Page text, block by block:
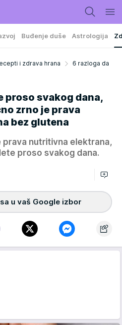
Buđenje duše Astrologija
i zdrava hrana
6 razloga da
proso svakog dana,
zrno je prava
bez glutena
prava nutritivna elektrana,
proso svakog dana.
u vaš Google izbor